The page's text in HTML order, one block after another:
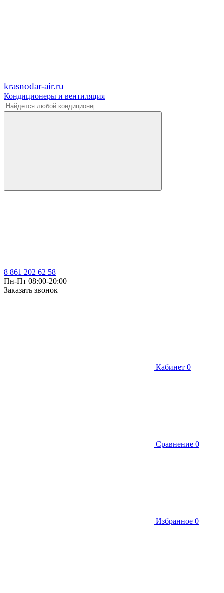
krasnodar-air.ru
Кондиционеры и вентиляция
8 861 202 62 58
Пн-Пт 08:00-20:00
Заказать звонок
Кабинет 0
Сравнение 0
Избранное 0